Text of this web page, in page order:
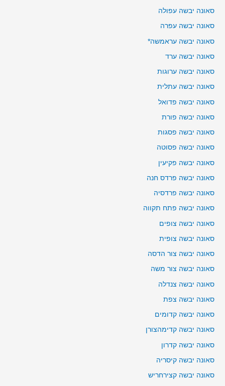
סאונה יבשה עפולה
סאונה יבשה עפרה
סאונה יבשה עראמשה*
סאונה יבשה ערד
סאונה יבשה ערוגות
סאונה יבשה עתלית
סאונה יבשה פדואל
סאונה יבשה פורת
סאונה יבשה פסגות
סאונה יבשה פסוטה
סאונה יבשה פקיעין
סאונה יבשה פרדס חנה
סאונה יבשה פרדסיה
סאונה יבשה פתח תקווה
סאונה יבשה צופים
סאונה יבשה צופית
סאונה יבשה צור הדסה
סאונה יבשה צור משה
סאונה יבשה צנדלה
סאונה יבשה צפת
סאונה יבשה קדומים
סאונה יבשה קדימהצורן
סאונה יבשה קדרון
סאונה יבשה קיסריה
סאונה יבשה קצירחריש